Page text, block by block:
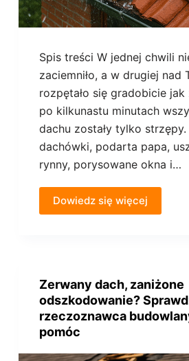
Spis treści W jednej chwili
zaciemniło, a w drugiej nad
rozpętało się gradobicie
po kilkunastu minutach
dachu zostały tylko
dachówki, podarta papa,
rynny, porysowane okna i…
Dowiedz się więcej
Zerwany dach, zaniżone
odszkodowanie?
rzeczoznawca
pomóc